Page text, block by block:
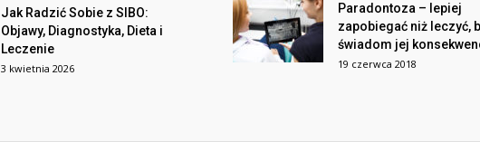
Jak Radzić Sobie z SIBO:
Objawy, Diagnostyka, Dieta i
Leczenie
3 kwietnia 2026
Paradontoza – lepiej
zapobiegać niż leczyć,
świadom jej
19 czerwca 2018